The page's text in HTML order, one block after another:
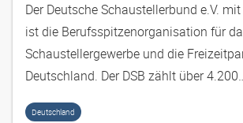
Der Deutsche Schaustellerbund e.V.
ist die Berufsspitzenorganisation für
Schaustellergewerbe und die
Deutschland. Der DSB zählt über 4.200
Vollmitgliedschaften.
Deutschland